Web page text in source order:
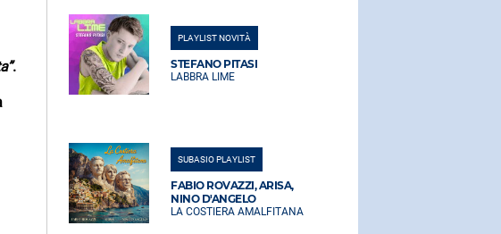
.
PLAYLIST NOVITÀ
STEFANO PITASI
LABBRA LIME
SUBASIO PLAYLIST
FABIO ROVAZZI, ARISA,
NINO D'ANGELO
LA COSTIERA AMALFITANA